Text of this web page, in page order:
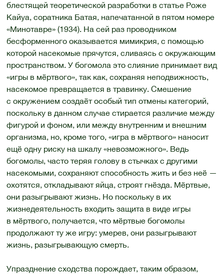
блестящей теоретической разработки в статье Роже
Кайуа, соратника Батая, напечатанной в пятом номере
«Минотавре» (1934). На сей раз проводником
бесформенного оказывается мимикрия, с помощью
которой насекомые прячутся, сливаясь с окружающим
пространством. У богомола это слияние принимает вид
«игры в мёртвого», так как, сохраняя неподвижность,
насекомое превращается в травинку. Смешение
с окружением создаёт особый тип отмены категорий,
поскольку в данном случае стирается различие между
фигурой и фоном, или между внутренним и внешним
организма, но, кроме того, «игра в мёртвого» наносит
ещё одну риску на шкалу «невозможного». Ведь
богомолы, часто теряя голову в стычках с другими
насекомыми, сохраняют способность жить и без неё —
охотятся, откладывают яйца, строят гнёзда. Мёртвые,
они разыгрывают жизнь. Но поскольку в их
жизнедеятельность входить защита в виде игры
в мёртвого, получается, что мёртвые богомолы
продолжают ту же игру: умерев, они разыгрывают
жизнь, разыгрывающую смерть.
Упразднение сходства порождает, таким образом,